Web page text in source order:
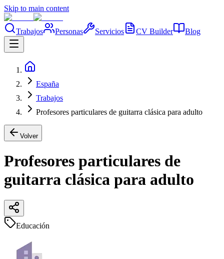
Skip to main content
Trabajos Personas Servicios CV Builder Blog
España
Trabajos
Profesores particulares de guitarra clásica para adulto
Volver
Profesores particulares de
guitarra clásica para adulto
Educación